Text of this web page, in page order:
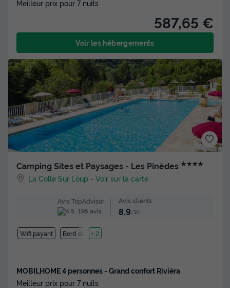
Meilleur prix pour 7 nuits
587,65 €
Voir les hébergements
Camping Sites et Paysages - Les Pinèdes ★★★★
La Colle Sur Loup -Voir sur la carte
Avis TripAdvisor
195 avis
Avis clients
8.9/10
Wifi payant Bord de mer
+ 2
MOBILHOME 4 personnes - Grand confort Riviéra
Meilleur prix pour 7 nuits